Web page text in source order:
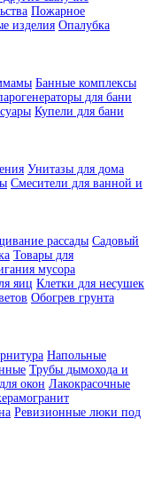
Пожарное
изделия Опалубка
Банные комплексы
для бани
Купели для бани
Унитазы для дома
Смесители для ванной и
рассады Садовый
Товары для
мусора
яиц Клетки для несушек
Обогрев грунта
Напольные
Трубы дымохода и
окон Лакокрасочные
Ревизионные люки под